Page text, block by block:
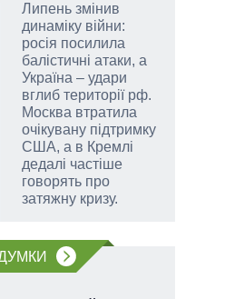
Липень змінив
динаміку війни:
росія посилила
балістичні атаки, а
Україна – удари
вглиб території рф.
Москва втратила
очікувану підтримку
США, а в Кремлі
дедалі частіше
говорять про
затяжну кризу.